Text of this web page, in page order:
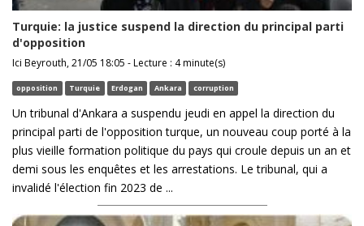
Turquie: la justice suspend la direction du principal parti
d'opposition
Ici Beyrouth, 21/05 18:05 - Lecture : 4 minute(s)
opposition Turquie Erdogan Ankara corruption
Un tribunal d'Ankara a suspendu jeudi en appel la direction du
principal parti de l'opposition turque, un nouveau coup porté à la
plus vieille formation politique du pays qui croule depuis un an et
demi sous les enquêtes et les arrestations. Le tribunal, qui a
invalidé l'élection fin 2023 de ...